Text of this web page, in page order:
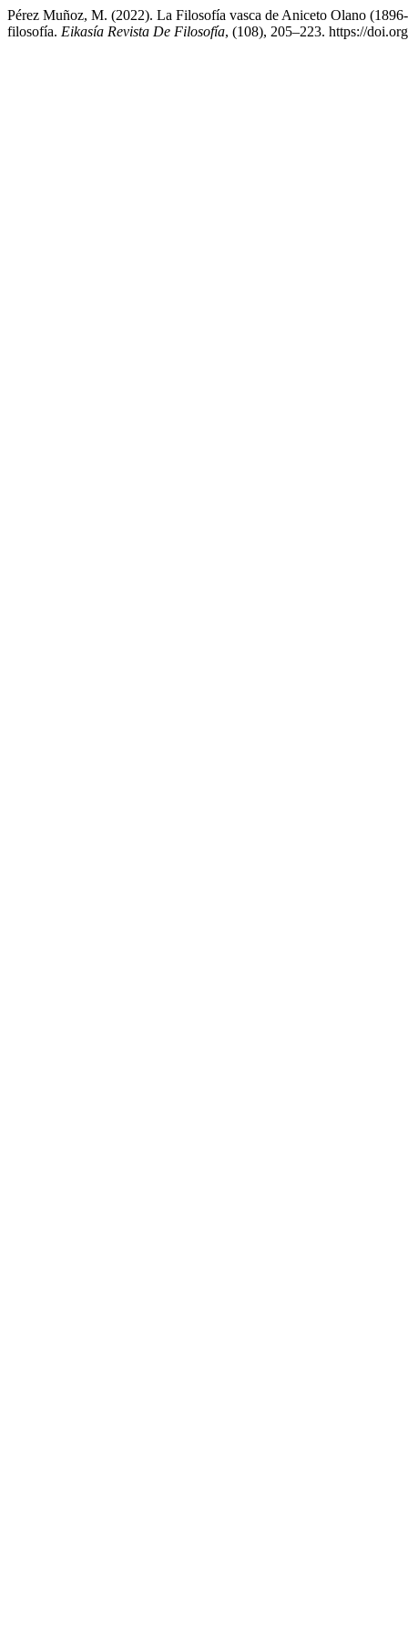
Pérez Muñoz, M. (2022). La Filosofía vasca de Aniceto Olano
filosofía. Eikasía Revista De Filosofía, (108), 205–223. https://